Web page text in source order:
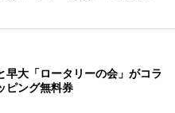
早大「ロータリーの会」がコラ
ング無料券